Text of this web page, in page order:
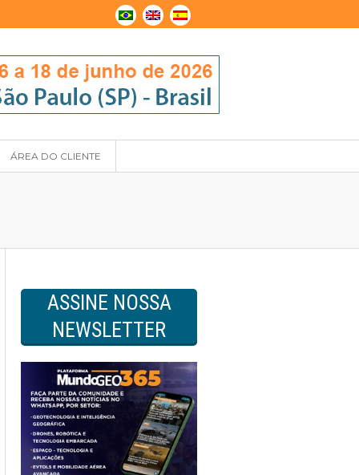
ÁREA DO CLIENTE
ASSINE NOSSA
NEWSLETTER